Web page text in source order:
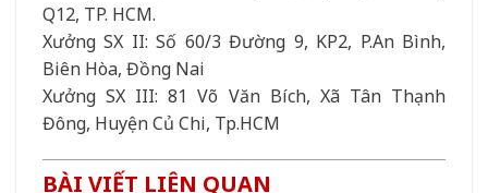
Q12, TP. HCM.
Xưởng SX II: Số 60/3 Đường 9, KP2, P.An Bình,
Biên Hòa, Đồng Nai
Xưởng SX III: 81 Võ Văn Bích, Xã Tân Thạnh
Đông, Huyện Củ Chi, Tp.HCM
BÀI VIẾT LIÊN QUAN